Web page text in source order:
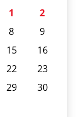
1
2
8
9
15
16
22
23
29
30